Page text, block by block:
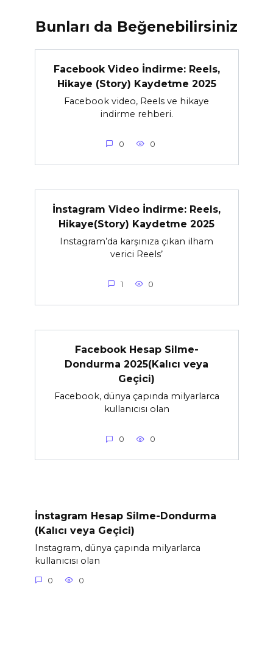
Bunları da Beğenebilirsiniz
Facebook Video İndirme: Reels,
Hikaye (Story) Kaydetme 2025
Facebook video, Reels ve hikaye
indirme rehberi.
0 0
İnstagram Video İndirme: Reels,
Hikaye(Story) Kaydetme 2025
Instagram’da karşınıza çıkan ilham
verici Reels’
1 0
Facebook Hesap Silme-
Dondurma 2025(Kalıcı veya
Geçici)
Facebook, dünya çapında milyarlarca
kullanıcısı olan
0 0
İnstagram Hesap Silme-Dondurma
(Kalıcı veya Geçici)
Instagram, dünya çapında milyarlarca
kullanıcısı olan
0 0